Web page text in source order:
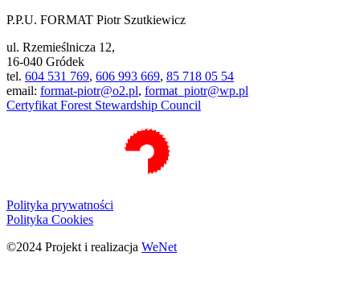
P.P.U. FORMAT Piotr Szutkiewicz
ul. Rzemieślnicza 12,
16-040 Gródek
tel. 604 531 769, 606 993 669, 85 718 05 54
email: format-piotr@o2.pl, format_piotr@wp.pl
Certyfikat Forest Stewardship Council
Polityka prywatności
Polityka Cookies
©2024 Projekt i realizacja WeNet